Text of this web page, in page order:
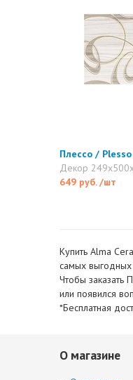
Плессо / Plesso
Декор
649 руб./шт
Купить Alma
самых выгодных
Чтобы заказать
или появился
*Бесплатная
О магазине